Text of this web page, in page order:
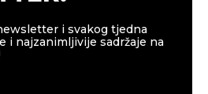
i svakog tjedna
i najzanimljivije sadržaje na